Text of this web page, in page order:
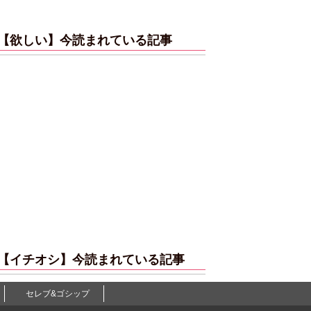
【欲しい】今読まれている記事
【イチオシ】今読まれている記事
セレブ&ゴシップ